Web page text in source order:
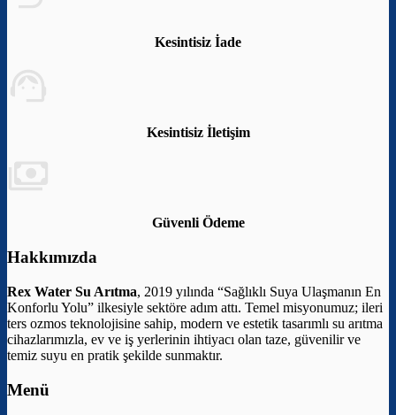
Kesintisiz İade
Kesintisiz İletişim
Güvenli Ödeme
Hakkımızda
Rex Water Su Arıtma, 2019 yılında “Sağlıklı Suya Ulaşmanın En
Konforlu Yolu” ilkesiyle sektöre adım attı. Temel misyonumuz; ileri
ters ozmos teknolojisine sahip, modern ve estetik tasarımlı su arıtma
cihazlarımızla, ev ve iş yerlerinin ihtiyacı olan taze, güvenilir ve
temiz suyu en pratik şekilde sunmaktır.
Menü